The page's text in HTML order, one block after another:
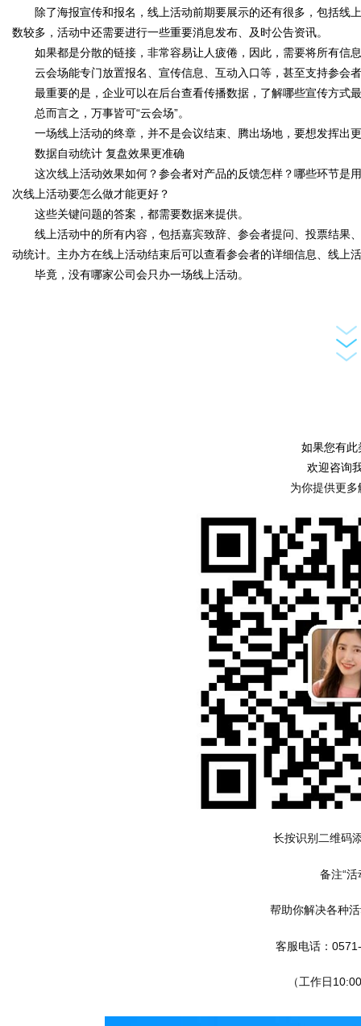
除了海报宣传和报名，线上活动前期要展示的还有很多，包括线
数较多，活动中还需要进行一些重要消息发布、及时公告资讯。
如果都是分散的链接，非常容易让人疲倦，因此，需要将所有信
云会场能专门放置报名、宣传信息、互动入口等，甚至支持参会
最重要的是，企业可以在后台查看传播数据，了解哪些宣传方式
总而言之，万事皆可“云会场”。
一场线上活动的终章，并不是会议结束、腾出场地，要想发挥出
数据自动统计 复盘效果更准确
这次线上活动效果如何？参会者对产品的反馈怎样？哪些环节是
次线上活动要怎么做才能更好？
这些关键问题的答案，都需要数据来提供。
线上活动中的所有内容，包括嘉宾致辞、参会者提问、投票结果
动统计。主办方在线上活动结束后可以查看参会者的详细信息、线上
毕竟，没有哪家公司会只办一场线上活动。
如果您有此
欢迎咨询
为你提供更多
长按识别二维码
备注“活
帮助你解决各种
客服电话：
（工作日